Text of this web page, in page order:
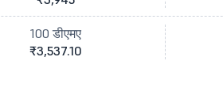
100 डीएमए
₹3,537.10